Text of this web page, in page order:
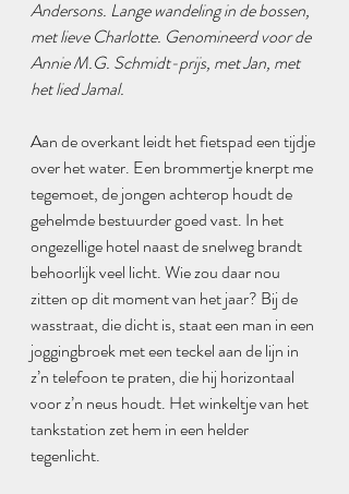
Andersons. Lange wandeling in de bossen,
met lieve Charlotte. Genomineerd voor de
Annie M.G. Schmidt-prijs, met Jan, met
het lied Jamal.
Aan de overkant leidt het fietspad een tijdje
over het water. Een brommertje knerpt me
tegemoet, de jongen achterop houdt de
gehelmde bestuurder goed vast. In het
ongezellige hotel naast de snelweg brandt
behoorlijk veel licht. Wie zou daar nou
zitten op dit moment van het jaar? Bij de
wasstraat, die dicht is, staat een man in een
joggingbroek met een teckel aan de lijn in
z’n telefoon te praten, die hij horizontaal
voor z’n neus houdt. Het winkeltje van het
tankstation zet hem in een helder
tegenlicht.